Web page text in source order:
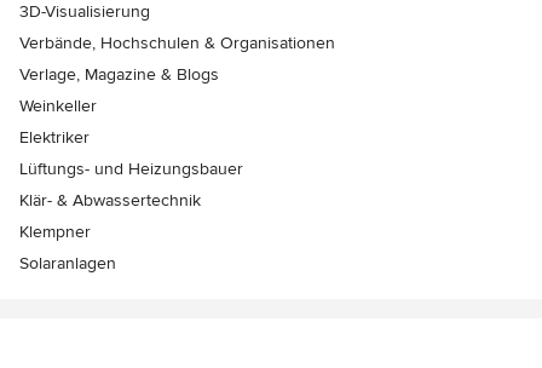
3D-Visualisierung
Verbände, Hochschulen & Organisationen
Verlage, Magazine & Blogs
Weinkeller
Elektriker
Lüftungs- und Heizungsbauer
Klär- & Abwassertechnik
Klempner
Solaranlagen